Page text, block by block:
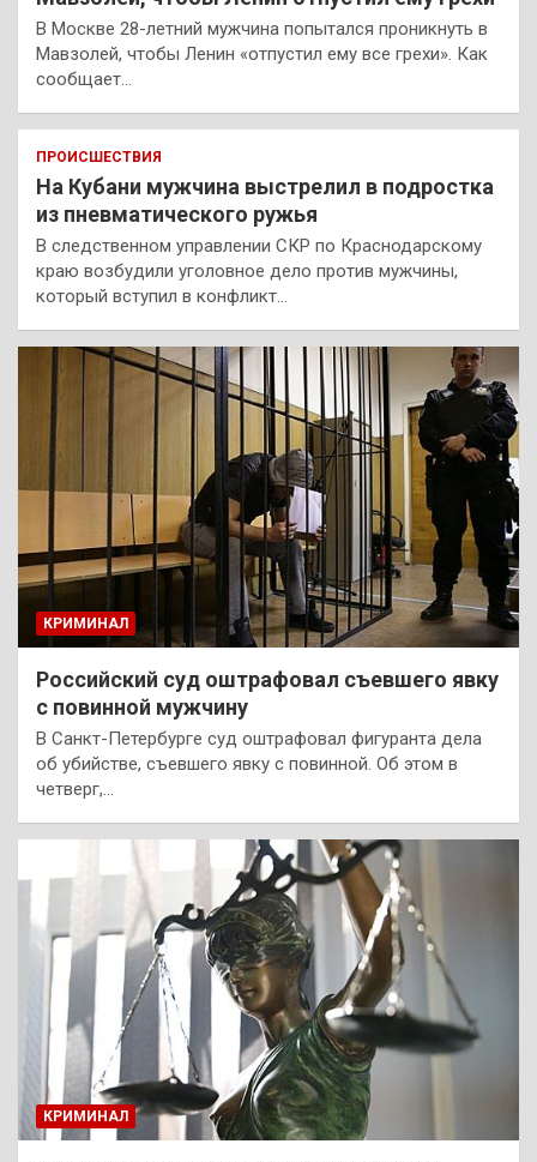
В Москве 28-летний мужчина попытался проникнуть в
Мавзолей, чтобы Ленин «отпустил ему все грехи». Как
сообщает…
ПРОИСШЕСТВИЯ
На Кубани мужчина выстрелил в подростка
из пневматического ружья
В следственном управлении СКР по Краснодарскому
краю возбудили уголовное дело против мужчины,
который вступил в конфликт…
КРИМИНАЛ
Российский суд оштрафовал съевшего явку
с повинной мужчину
В Санкт-Петербурге суд оштрафовал фигуранта дела
об убийстве, съевшего явку с повинной. Об этом в
четверг,…
КРИМИНАЛ